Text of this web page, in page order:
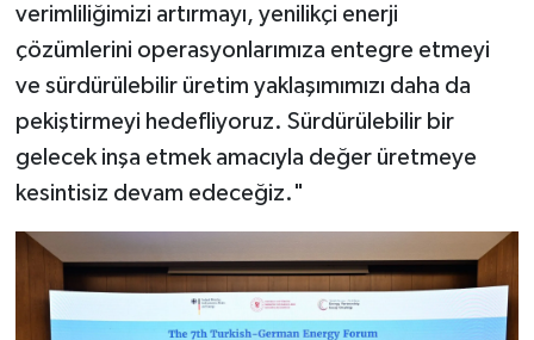
verimliliğimizi artırmayı, yenilikçi enerji
çözümlerini operasyonlarımıza entegre etmeyi
ve sürdürülebilir üretim yaklaşımımızı daha da
pekiştirmeyi hedefliyoruz. Sürdürülebilir bir
gelecek inşa etmek amacıyla değer üretmeye
kesintisiz devam edeceğiz."